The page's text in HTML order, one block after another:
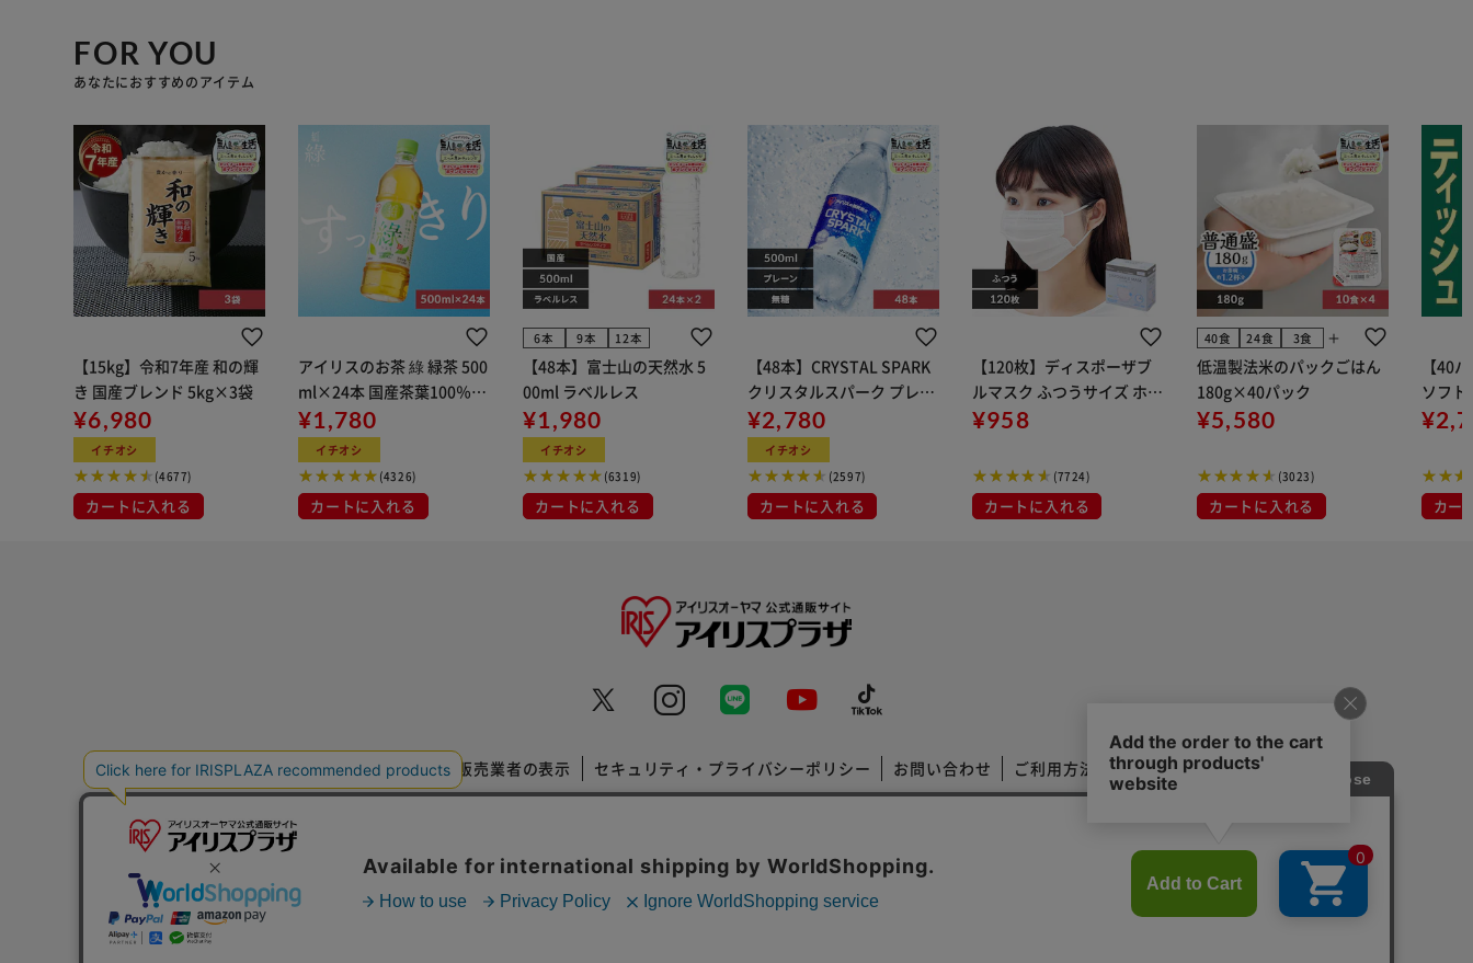
FOR YOU
あなたにおすすめのアイテム
【15kg】令和7年産 和の輝
き 国産ブレンド 5kg×3袋
¥6,980
イチオシ
(4677)
カートに入れる
アイリスのお茶 綠 緑茶 500
ml×24本 国産茶葉100％使
用
¥1,780
イチオシ
(4326)
カートに入れる
6本 9本 12本
【48本】富士山の天然水 5
00ml ラベルレス
¥1,980
イチオシ
(6319)
カートに入れる
【48本】CRYSTAL SPARK
クリスタルスパーク プレー
ン 500ml
¥2,780
イチオシ
(2597)
カートに入れる
【120枚】ディスポーザブ
ルマスク ふつうサイズ ホワ
イト 大容量 DISPOSABLE
布
¥958
(7724)
カートに入れる
40食 24食 3食 add
低温製法米のパックごはん
180g×40パック
¥5,580
(3023)
カートに入れる
【40
ソフ
組) 5
カー
特定商取引法に基づく通信販売業者の表示 セキュリティ・プライバシーポリシー お問い合わせ ご利用方法 ご利用規約